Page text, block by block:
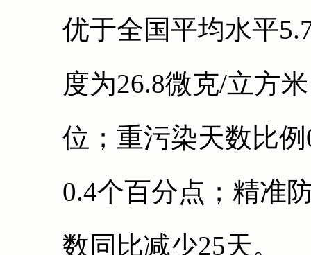
优于全国平均水平
度为26.8微克/立方
位；重污染天数比
0.4个百分点；精准
数同比减少25天。